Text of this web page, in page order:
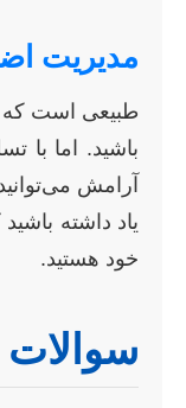
مدیریت
طبیعی است که
باشید. اما با
آرامش
یاد داشته
خود هستید.
سوالات